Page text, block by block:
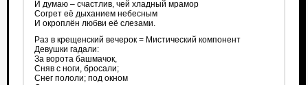
И думаю – счастлив, чей хладный мрамор
Согрет её дыханием небесным
И окроплён любви её слезами.
Раз в крещенский вечерок = Мистический компонент
Девушки гадали:
За ворота башмачок,
Сняв с ноги, бросали;
Снег пололи; под окном